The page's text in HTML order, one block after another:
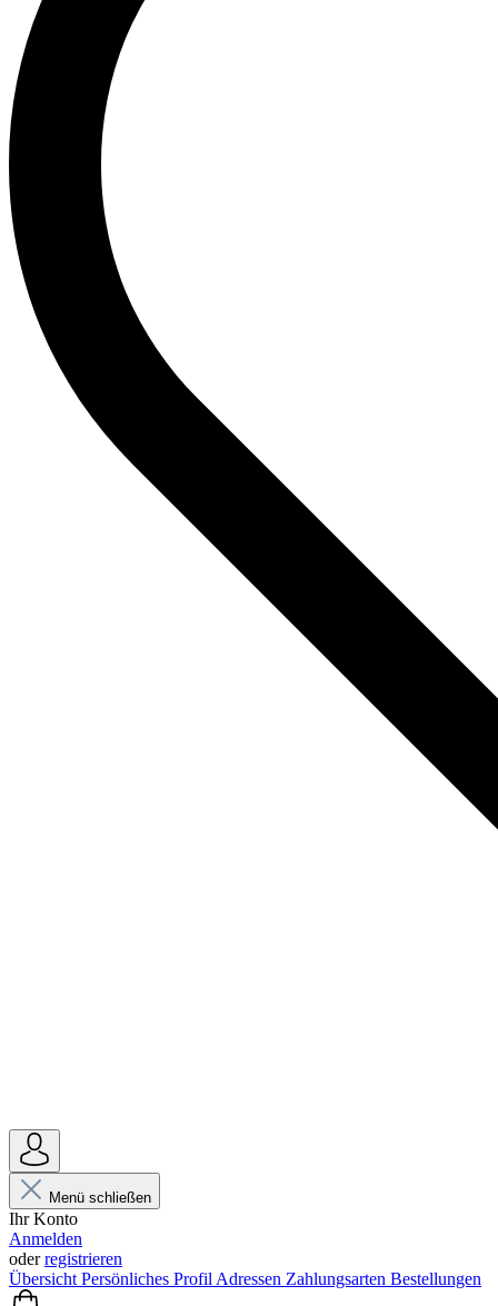
Menü schließen
Ihr Konto
Anmelden
oderregistrieren
Übersicht Persönliches Profil Adressen Zahlungsarten Bestellungen